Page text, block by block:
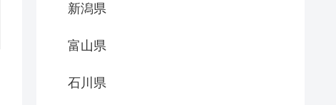
新潟県
富山県
石川県